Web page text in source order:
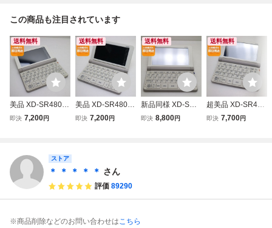
この商品も注目されています
送料無料
美品 XD-SR4800
エクスワード ホワ
即決 7,200円
送料無料
美品 XD-SR4800
エクスワード ホワ
即決 7,200円
送料無料
新品同様 XD-SR4
800 エクスワード
即決 8,800円
送料無料
超美品 XD-SR480
0 エクスワード ホ
即決 7,700円
ストア
＊ ＊ ＊ ＊ ＊ さん
評価 89290
※商品削除などのお問い合わせはこちら